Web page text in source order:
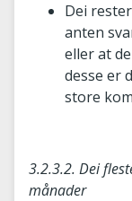
Dei
anten
eller at
desse er
store
3.2.3.2. Dei
månader